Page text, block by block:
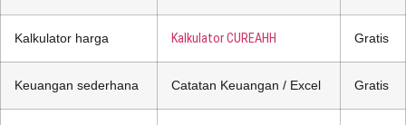
Kalkulator harga Kalkulator CUREAHH Gratis
Keuangan sederhana Catatan Keuangan / Excel Gratis